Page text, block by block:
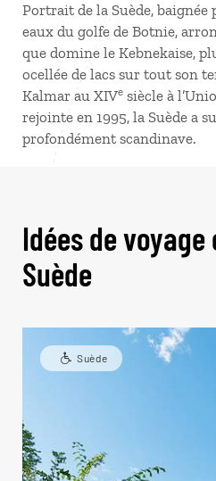
Portrait de la Suède,
eaux du golfe de Botnie,
que domine le Kebnekaise,
ocellée de lacs sur tout son
Kalmar au XIVe siècle à
rejointe en 1995, la Suède a
profondément scandinave.
Idées de voyage
Suède
Suède